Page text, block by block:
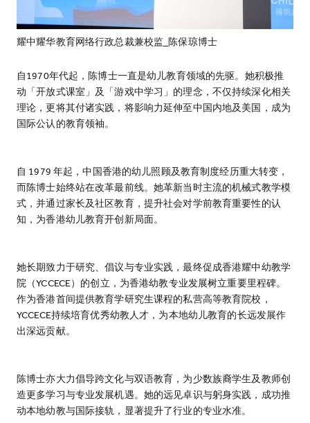
耀中耀华教育网络行政总裁兼校监_陈保琼博士
自1970年代起，陈博士一直是幼儿教育领域的先驱。她积极推
动「开放式课室」及「游戏中学习」的理念，不仅持续深化相关
理论，更将其付诸实践，将影响力延伸至中国内地及美国，成为
国际公认的教育领袖。
自 1979 年起，中国香港的幼儿照顾及教育制度经历重大转变，
而陈博士始终站在改革最前线。她革新当时主流的机械式教学模
式，并通过家长及社区教育，提升社会对学前教育重要性的认
知，为香港幼儿教育开创新局面。
她长期致力于研究、倡议与专业实践，最终促成香港耀中幼教学
院（YCCECE）的创立，为香港幼教专业发展树立重要里程碑。
作为香港首间提供教育学研究生课程的私营高等教育院校，
YCCECE持续培育优秀幼教人才，为本地幼儿教育的长远发展作
出深远贡献。
陈博士亦大力倡导跨文化与双语教育，为少数族裔学生及教师创
造更多学习与专业发展机遇。她的远见卓识与躬身实践，成功推
动本地幼教与国际接轨，显著提升了行业的专业水准。